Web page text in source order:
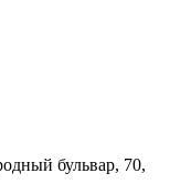
бульвар, 70,